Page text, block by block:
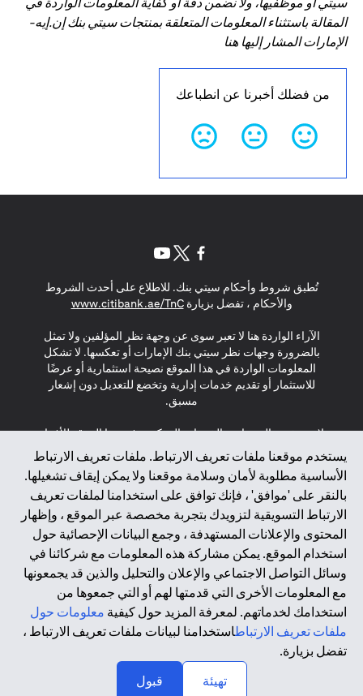
المقالة باستثناء المعلومات المتعلقة بمنتجات سيتي بنك إن.إيه-
الإمارات المشار إليها هنا
من فضلك أخبرنا عن انطباعك
يستخدم موقعنا ملفات تعريف الارتباط. ملفات تعريف الارتباط
الأساسية مطلوبة لأمان وسلامة موقعنا ولا يمكن إيقاف تشغيلها.
بالنقر على 'موافق' ، فإنك توافق على استخدامنا لملفات تعريف
الارتباط التسويقية لتزويدك بتجربة مخصصة عبر الموقع ، وإظهار
المحتوى والإعلانات المستهدفة ، وجمع البيانات الإحصائية حول
استخدام الموقع. يمكن مشاركة هذه المعلومات مع شركائنا في
وسائل التواصل الاجتماعي والإعلان والتحليل والذين قد يجمعونها
مع المعلومات الأخرى التي قدمتها لهم أو التي جمعوها من
استخدامك لخدماتهم. لمعرفة المزيد حول كيفية معلومات حول
ملفات تعريف الارتباطاستخدامنا لبيانات ملفات تعريف الارتباط ،
تفضل بزيارة.
تهيئة
قبول
تُطبق شروط وأحكام سيتي بنك. للاطلاع على أحدث الشروط
والأحكام ، تفضل بزيارةwww.citibank.ae/TnC
in a new tab
الآراء الواردة هنا لا تعبر سوى عن وجهة نظر المؤلفين ولا تمثل
بالضرورة وجهات نظر سيتي بنك الإمارات أو تعكسها. لا تشكل
المعلومات الواردة في هذا الموقع نصيحة استثمارية أو عرضًا
للاستثمار أو تقديم خدمات إدارية وتخضع للتعديل دون إشعار
مسبق.
لا يتم تقديم المنتجات والخدمات المذكورة في هذا الموقع للأفراد
المقيمين في الاتحاد الأوروبي أو المنطقة الاقتصادية الأوروبية أو
سويسرا أو غيرنسي أو جيرسي أو موناكو أو سان مارينو أو
الفاتيكان أو جزيرة مان أو المملكة المتحدة أو خصوصية البيانات
(لائحة حماية البيانات العامة \ قانون حماية البيانات الشخصية
العامة \ قانون خصوصية نيوزيلندا). المحتوى الموجود في هذه
الصفحة ليس ولا ينبغي تفسيره على أنه عرض أو دعوة أو دعوة
لشراء أو بيع أي من المنتجات والخدمات المذكورة هنا لمثل هؤلاء
الأفراد.
*GDPR – اللائحة العامة لحماية البيانات؛ * LGPD – Lei Geral de
Proteção de Dados Pessoais ; *NZPA – قانون الخصوصية
النيوزيلندي
2025 citibank.ae